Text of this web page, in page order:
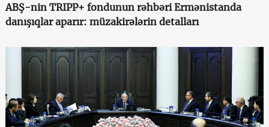
ABŞ-nin TRIPP+ fondunun rəhbəri Ermənistanda
danışıqlar aparır: müzakirələrin detalları